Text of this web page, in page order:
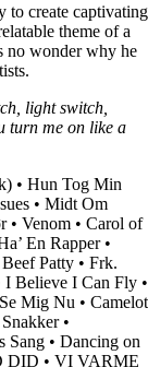
to create captivating
theme of a
no wonder why he
light switch,
turn me on like a
• Hun Tog Min
• Midt Om
• Venom • Carol of
En Rapper•
Patty • Frk.
I Believe I Can Fly •
Se Mig Nu • Camelot
•
Sang • Dancing on
DID • VI VARME